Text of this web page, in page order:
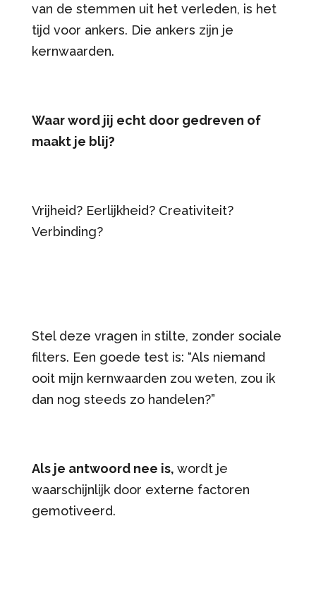
van de stemmen uit het verleden, is het
tijd voor ankers. Die ankers zijn je
kernwaarden.
Waar word jij echt door gedreven of
maakt je blij?
Vrijheid? Eerlijkheid? Creativiteit?
Verbinding?
Stel deze vragen in stilte, zonder sociale
filters. Een goede test is: “Als niemand
ooit mijn kernwaarden zou weten, zou ik
dan nog steeds zo handelen?”
Als je antwoord nee is, wordt je
waarschijnlijk door externe factoren
gemotiveerd.